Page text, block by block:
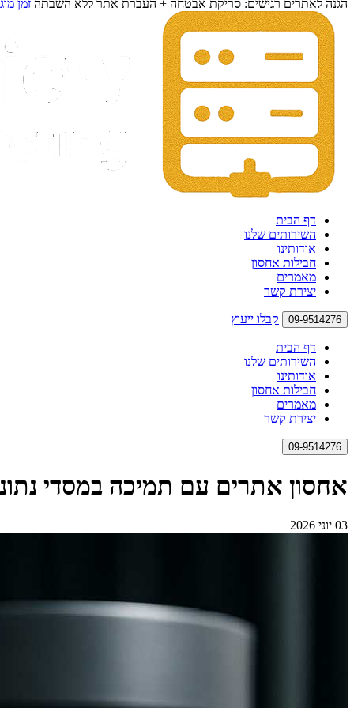
הגנה לאתרים רגישים: סריקת אבטחה + העברת אתר ללא השבתה זמן
דף הבית
השירותים שלנו
אודותינו
חבילות אחסון
מאמרים
יצירת קשר
09-9514276 קבלו ייעוץ
דף הבית
השירותים שלנו
אודותינו
חבילות אחסון
מאמרים
יצירת קשר
09-9514276
אחסון אתרים עם תמיכה במסדי
03 יוני 2026